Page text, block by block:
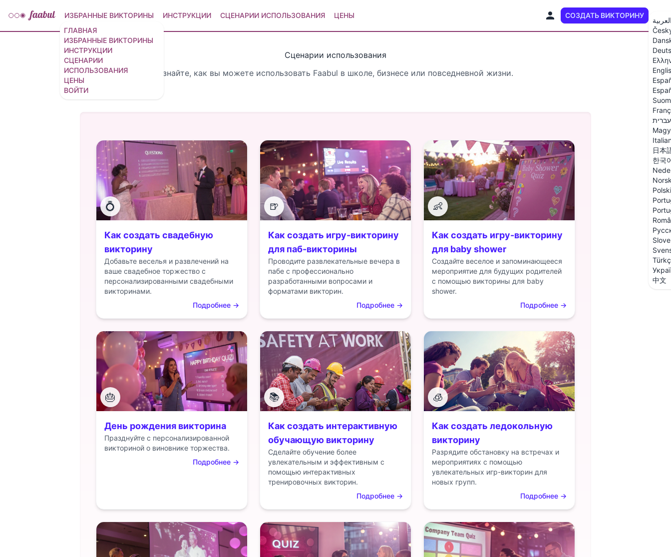
ГЛАВНАЯ
ИЗБРАННЫЕ ВИКТОРИНЫ
ИНСТРУКЦИИ
СЦЕНАРИИ
ИСПОЛЬЗОВАНИЯ
ЦЕНЫ
ВОЙТИ
ИЗБРАННЫЕ ВИКТОРИНЫ ИНСТРУКЦИИ СЦЕНАРИИ ИСПОЛЬЗОВАНИЯ ЦЕНЫ СОЗДАТЬ ВИКТОРИНУ
עברית
日本
한국
Polski
中文
Сценарии использования
Узнайте, как вы можете использовать Faabul в школе, бизнесе или повседневной жизни.
💍
Как создать свадебную
викторину
Добавьте веселья и развлечений на
ваше свадебное торжество с
персонализированными свадебными
викторинами.
Подробнее →
🍺
Как создать игру-викторину
для паб-викторины
Проводите развлекательные вечера в
пабе с профессионально
разработанными вопросами и
форматами викторин.
Подробнее →
👶
Как создать игру-викторину
для baby shower
Создайте веселое и запоминающееся
мероприятие для будущих родителей
с помощью викторины для baby
shower.
Подробнее →
🎂
День рождения викторина
Празднуйте с персонализированной
викториной о виновнике торжества.
Подробнее →
📚
Как создать интерактивную
обучающую викторину
Сделайте обучение более
увлекательным и эффективным с
помощью интерактивных
тренировочных викторин.
Подробнее →
🧊
Как создать ледокольную
викторину
Разрядите обстановку на встречах и
мероприятиях с помощью
увлекательных игр-викторин для
новых групп.
Подробнее →